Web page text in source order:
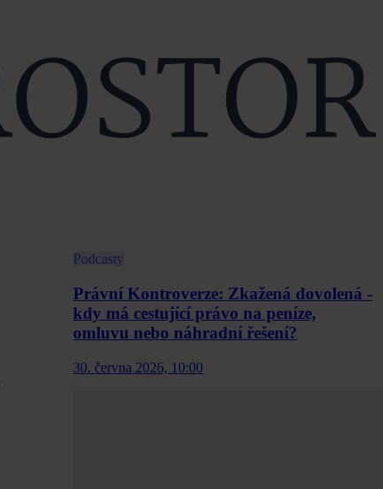
Podcasty
Právní Kontroverze: Zkažená dovolená -
kdy má cestující právo na peníze,
omluvu nebo náhradní řešení?
30. června 2026, 10:00